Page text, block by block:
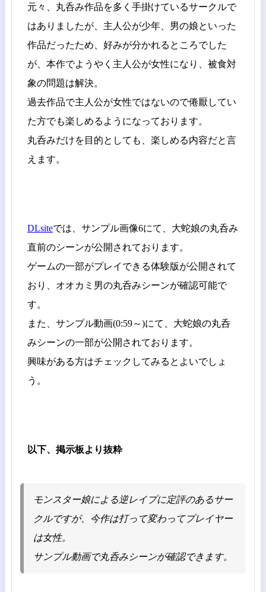
元々、丸呑み作品を多く手掛けているサークルで
はありましたが、主人公が少年、男の娘といった
作品だったため、好みが分かれるところでした
が、本作でようやく主人公が女性になり、被食対
象の問題は解決。
過去作品で主人公が女性ではないので倦厭してい
た方でも楽しめるようになっております。
丸呑みだけを目的としても、楽しめる内容だと言
えます。
DLsiteでは、サンプル画像6にて、大蛇娘の丸呑み
直前のシーンが公開されております。
ゲームの一部がプレイできる体験版が公開されて
おり、オオカミ男の丸呑みシーンが確認可能で
す。
また、サンプル動画(0:59～)にて、大蛇娘の丸呑
みシーンの一部が公開されております。
興味がある方はチェックしてみるとよいでしょ
う。
以下、掲示板より抜粋
モンスター娘による逆レイプに定評のあるサー
クルですが、今作は打って変わってプレイヤー
は女性。
サンプル動画で丸呑みシーンが確認できます。